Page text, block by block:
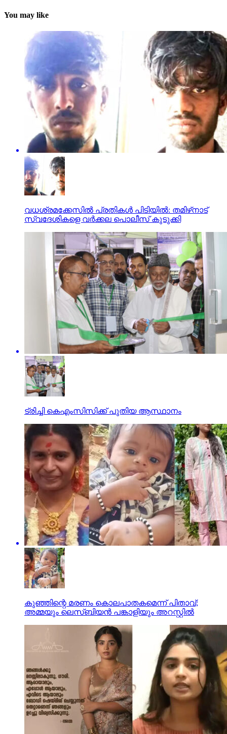
You may like
വധശ്രമക്കേസില്‍ പ്രതികള്‍ പിടിയില്‍: തമിഴ്‌നാട്
സ്വദേശികളെ വര്‍ക്കല പൊലീസ് കുടുക്കി
ട്രിച്ചി കെഎംസിസിക്ക് പുതിയ ആസ്ഥാനം
കുഞ്ഞിന്റെ മരണം കൊലപാതകമെന്ന് പിതാവ്;
അമ്മയും ലെസ്ബിയന്‍ പങ്കാളിയും അറസ്റ്റില്‍